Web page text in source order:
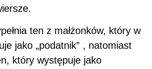
ten z małżonków, który w
jako „podatnik” , natomiast
który występuje jako